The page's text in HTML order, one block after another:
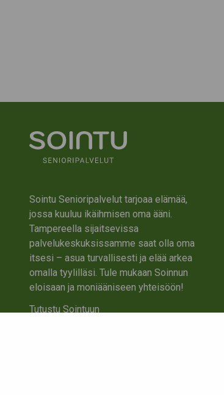
Sointu Senioripalvelut tarjoaa elämää,
jossa kuuluu ikäihmisen oma ääni.
Tampereella sijaitsevissa
palvelukeskuksissamme saat olla oma
itsesi – asua turvallisesti ja elää arkea
omalla tyylilläsi. Tule mukaan Soinnun
eloisaan ja moniääniseen yhteisöön!
Tutustu Sointuun